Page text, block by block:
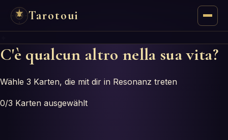
Tarotoui
Tarocchi
Risposte dei Tarocchi
C'è qualcun altro nella sua vita?
Wähle 3 Karten, die mit dir in Resonanz treten
0/3 Karten ausgewählt